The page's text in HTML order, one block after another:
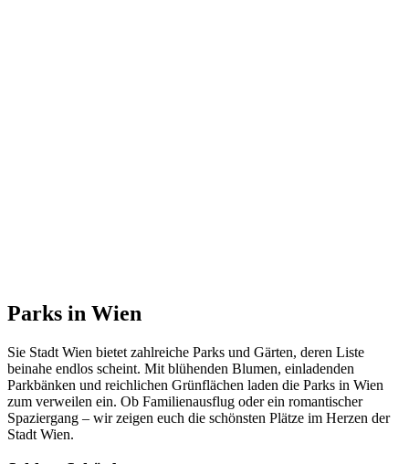
Parks in Wien
Sie Stadt Wien bietet zahlreiche Parks und Gärten, deren Liste
beinahe endlos scheint. Mit blühenden Blumen, einladenden
Parkbänken und reichlichen Grünflächen laden die Parks in Wien
zum verweilen ein. Ob Familienausflug oder ein romantischer
Spaziergang – wir zeigen euch die schönsten Plätze im Herzen der
Stadt Wien.